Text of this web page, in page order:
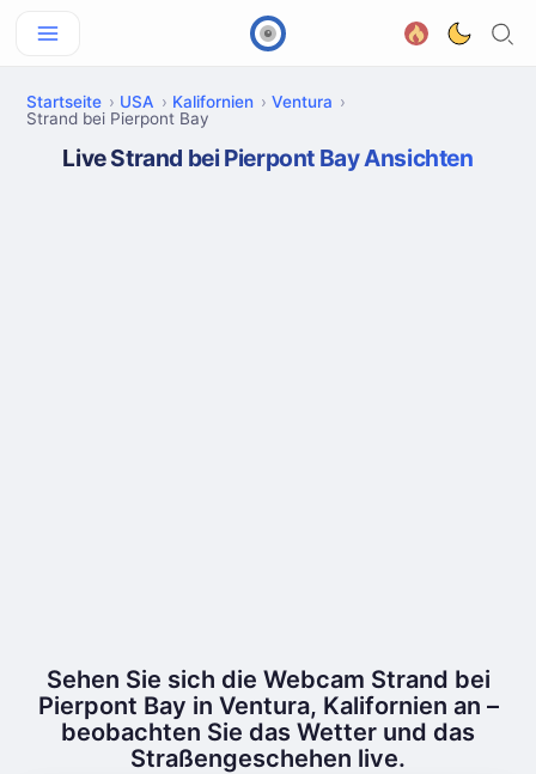
Startseite USA Kalifornien
Ventura
Strand bei Pierpont Bay
Live Strand bei Pierpont Bay Ansichten
Sehen Sie sich die Webcam Strand bei
Pierpont Bay in Ventura, Kalifornien an –
beobachten Sie das Wetter und das
Straßengeschehen live.